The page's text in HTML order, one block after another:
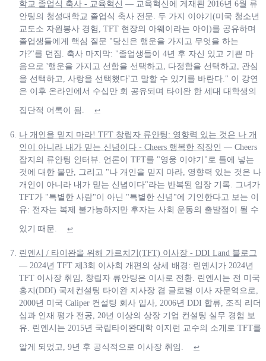
학교 졸업식 축사 - 교육혁신 — 교육혁신에 게재된 2016년 6월 류
안팅의 청성대학교 졸업식 축사 전문. 두 가지 이야기(미국 청소년
교도소 자원봉사 경험, TFT 현장의 아웨이라는 아이)를 공유하며
졸업생들에게 핵심 질문 "당신은 행운을 가지고 무엇을 하는
가?"를 던짐. 축사 마지막: "졸업생들이 4년 후 자신 있고 기쁜 마
음으로 '행운을 가지고 선함을 선택하고, 다정함을 선택하고, 관심
을 선택하고, 사랑을 선택했다'고 말할 수 있기를 바란다." 이 강연
은 이후 온라인에서 수십만 회 공유되며 타이완 한 세대 대학생의
집단적 어록이 됨. ↩
나 개인을 믿지 마라! TFT 창립자 류안팅: 영향력 있는 것은 나 개
인이 아니라 내가 믿는 신념이다 - Cheers 행복한 직장인 — Cheers
잡지의 류안팅 인터뷰. 언론이 TFT를 "영웅 이야기"로 틀에 넣는
것에 대한 불만, 그리고 "나 개인을 믿지 마라, 영향력 있는 것은 나
개인이 아니라 내가 믿는 신념이다"라는 반복된 입장 기록. 그녀가
TFT가 "특별한 사람"이 아닌 "특별한 신념"에 기인한다고 보는 이
유: 전자는 복제 불가능하지만 후자는 사회 운동의 출발점이 될 수
있기 때문. ↩
린옌시 / 타이완을 위해 가르치기(TFT) 이사장 - DDI Land 블로그
— 2024년 TFT 제3회 이사회 개편의 상세 배경: 린옌시가 2024년
TFT 이사장 취임, 창립자 류안팅은 이사로 전환. 린옌시는 전 미국
홍지(DDI) 국제컨설팅 타이완 지사장 겸 글로벌 이사 자문역으로,
2000년 미국 Caliper 컨설팅 회사 입사, 2006년 DDI 합류, 조직 리더
십과 인재 평가 전공, 20년 이상의 상장 기업 컨설팅 실무 경험 보
유. 린옌시는 2015년 국립타이완대학 이지런 교수의 소개로 TFT를
알게 되었고, 9년 후 공식적으로 이사장 취임. ↩